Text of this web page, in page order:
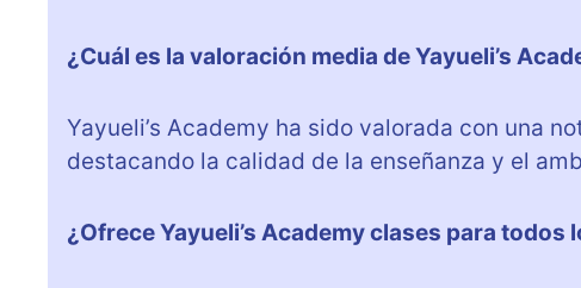
¿Cuál es la valoración media de Yayueli’s
Yayueli’s Academy ha sido valorada con una
destacando la calidad de la enseñanza y el
¿Ofrece Yayueli’s Academy clases para todos